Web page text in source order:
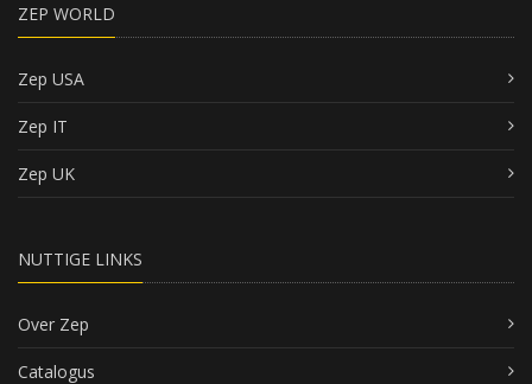
ZEP WORLD
Zep USA
Zep IT
Zep UK
NUTTIGE LINKS
Over Zep
Catalogus